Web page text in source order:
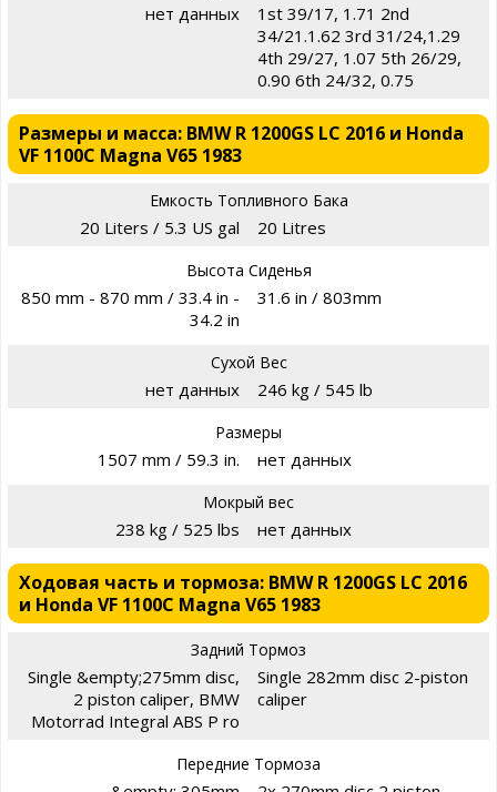
нет данных
1st 39/17, 1.71 2nd
34/21.1.62 3rd 31/24,1.29
4th 29/27, 1.07 5th 26/29,
0.90 6th 24/32, 0.75
Размеры и масса: BMW R 1200GS LC 2016 и Honda
VF 1100C Magna V65 1983
Емкость Топливного Бака
20 Liters / 5.3 US gal 20 Litres
Высота Сиденья
850 mm - 870 mm / 33.4 in -
34.2 in
31.6 in / 803mm
Сухой Вес
нет данных 246 kg / 545 lb
Размеры
1507 mm / 59.3 in. нет данных
Мокрый вес
238 kg / 525 lbs нет данных
Ходовая часть и тормоза: BMW R 1200GS LC 2016
и Honda VF 1100C Magna V65 1983
Задний Тормоз
Single &empty;275mm disc,
2 piston caliper, BMW
Motorrad Integral ABS P ro
Single 282mm disc 2-piston
caliper
Передние Тормоза